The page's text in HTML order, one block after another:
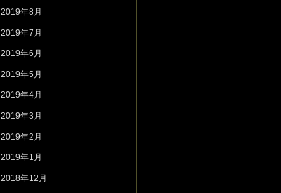
2019年8月
2019年7月
2019年6月
2019年5月
2019年4月
2019年3月
2019年2月
2019年1月
2018年12月